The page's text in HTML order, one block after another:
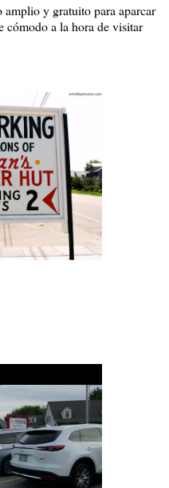
y gratuito para aparcar
cómodo a la hora de visitar